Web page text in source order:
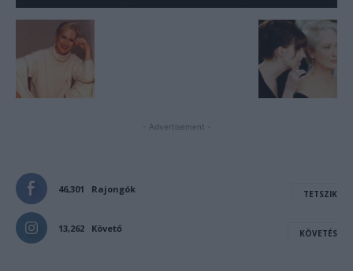
- Advertisement -
46,301 Rajongók TETSZIK
13,262 Követő KÖVETÉS